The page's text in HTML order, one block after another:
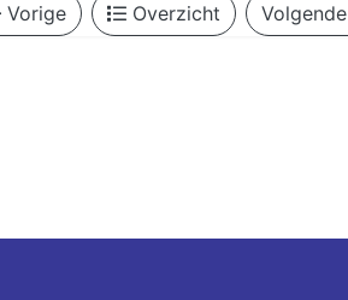
Vorige Overzicht Volgende